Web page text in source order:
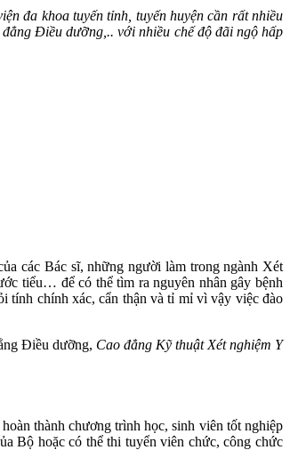
đa khoa tuyến tỉnh, tuyến huyện cần rất nhiều
Điều dưỡng,.. với nhiều chế độ đãi ngộ hấp
các Bác sĩ, những người làm trong ngành Xét
tiểu… để có thể tìm ra nguyên nhân gây bệnh
tính chính xác, cẩn thận và tỉ mỉ vì vậy việc đào
Điều dưỡng, Cao đẳng Kỹ thuật Xét nghiệm Y
thành chương trình học, sinh viên tốt nghiệp
Bộ hoặc có thể thi tuyển viên chức, công chức